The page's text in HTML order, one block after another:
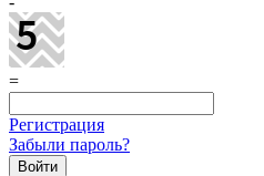
=
Регистрация
Забыли пароль?